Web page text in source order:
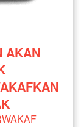
AKAN